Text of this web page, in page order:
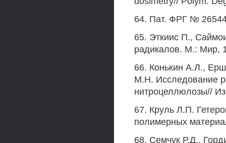
64. Пат. ФРГ №
65. Эткиис П.,
радикалов. М.: Мир,
66. Конькин А.Л.,
М.Н. Исследование
нитроцеллюлозы//
67. Круль Л.П.
полимерных
68. Семчук Р.Д.,